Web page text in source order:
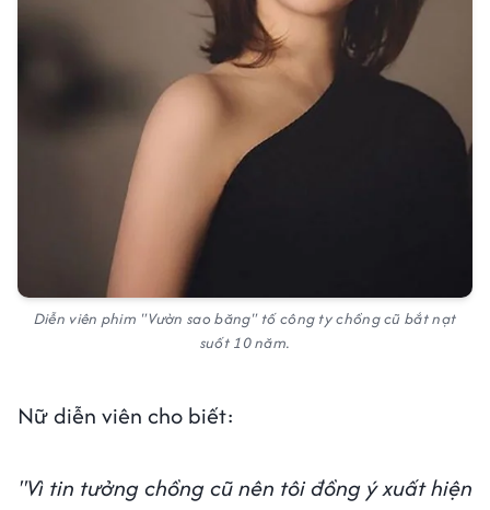
Diễn viên phim "Vườn sao băng" tố công ty chồng cũ bắt nạt
suốt 10 năm.
Nữ diễn viên cho biết:
"Vì tin tưởng chồng cũ nên tôi đồng ý xuất hiện